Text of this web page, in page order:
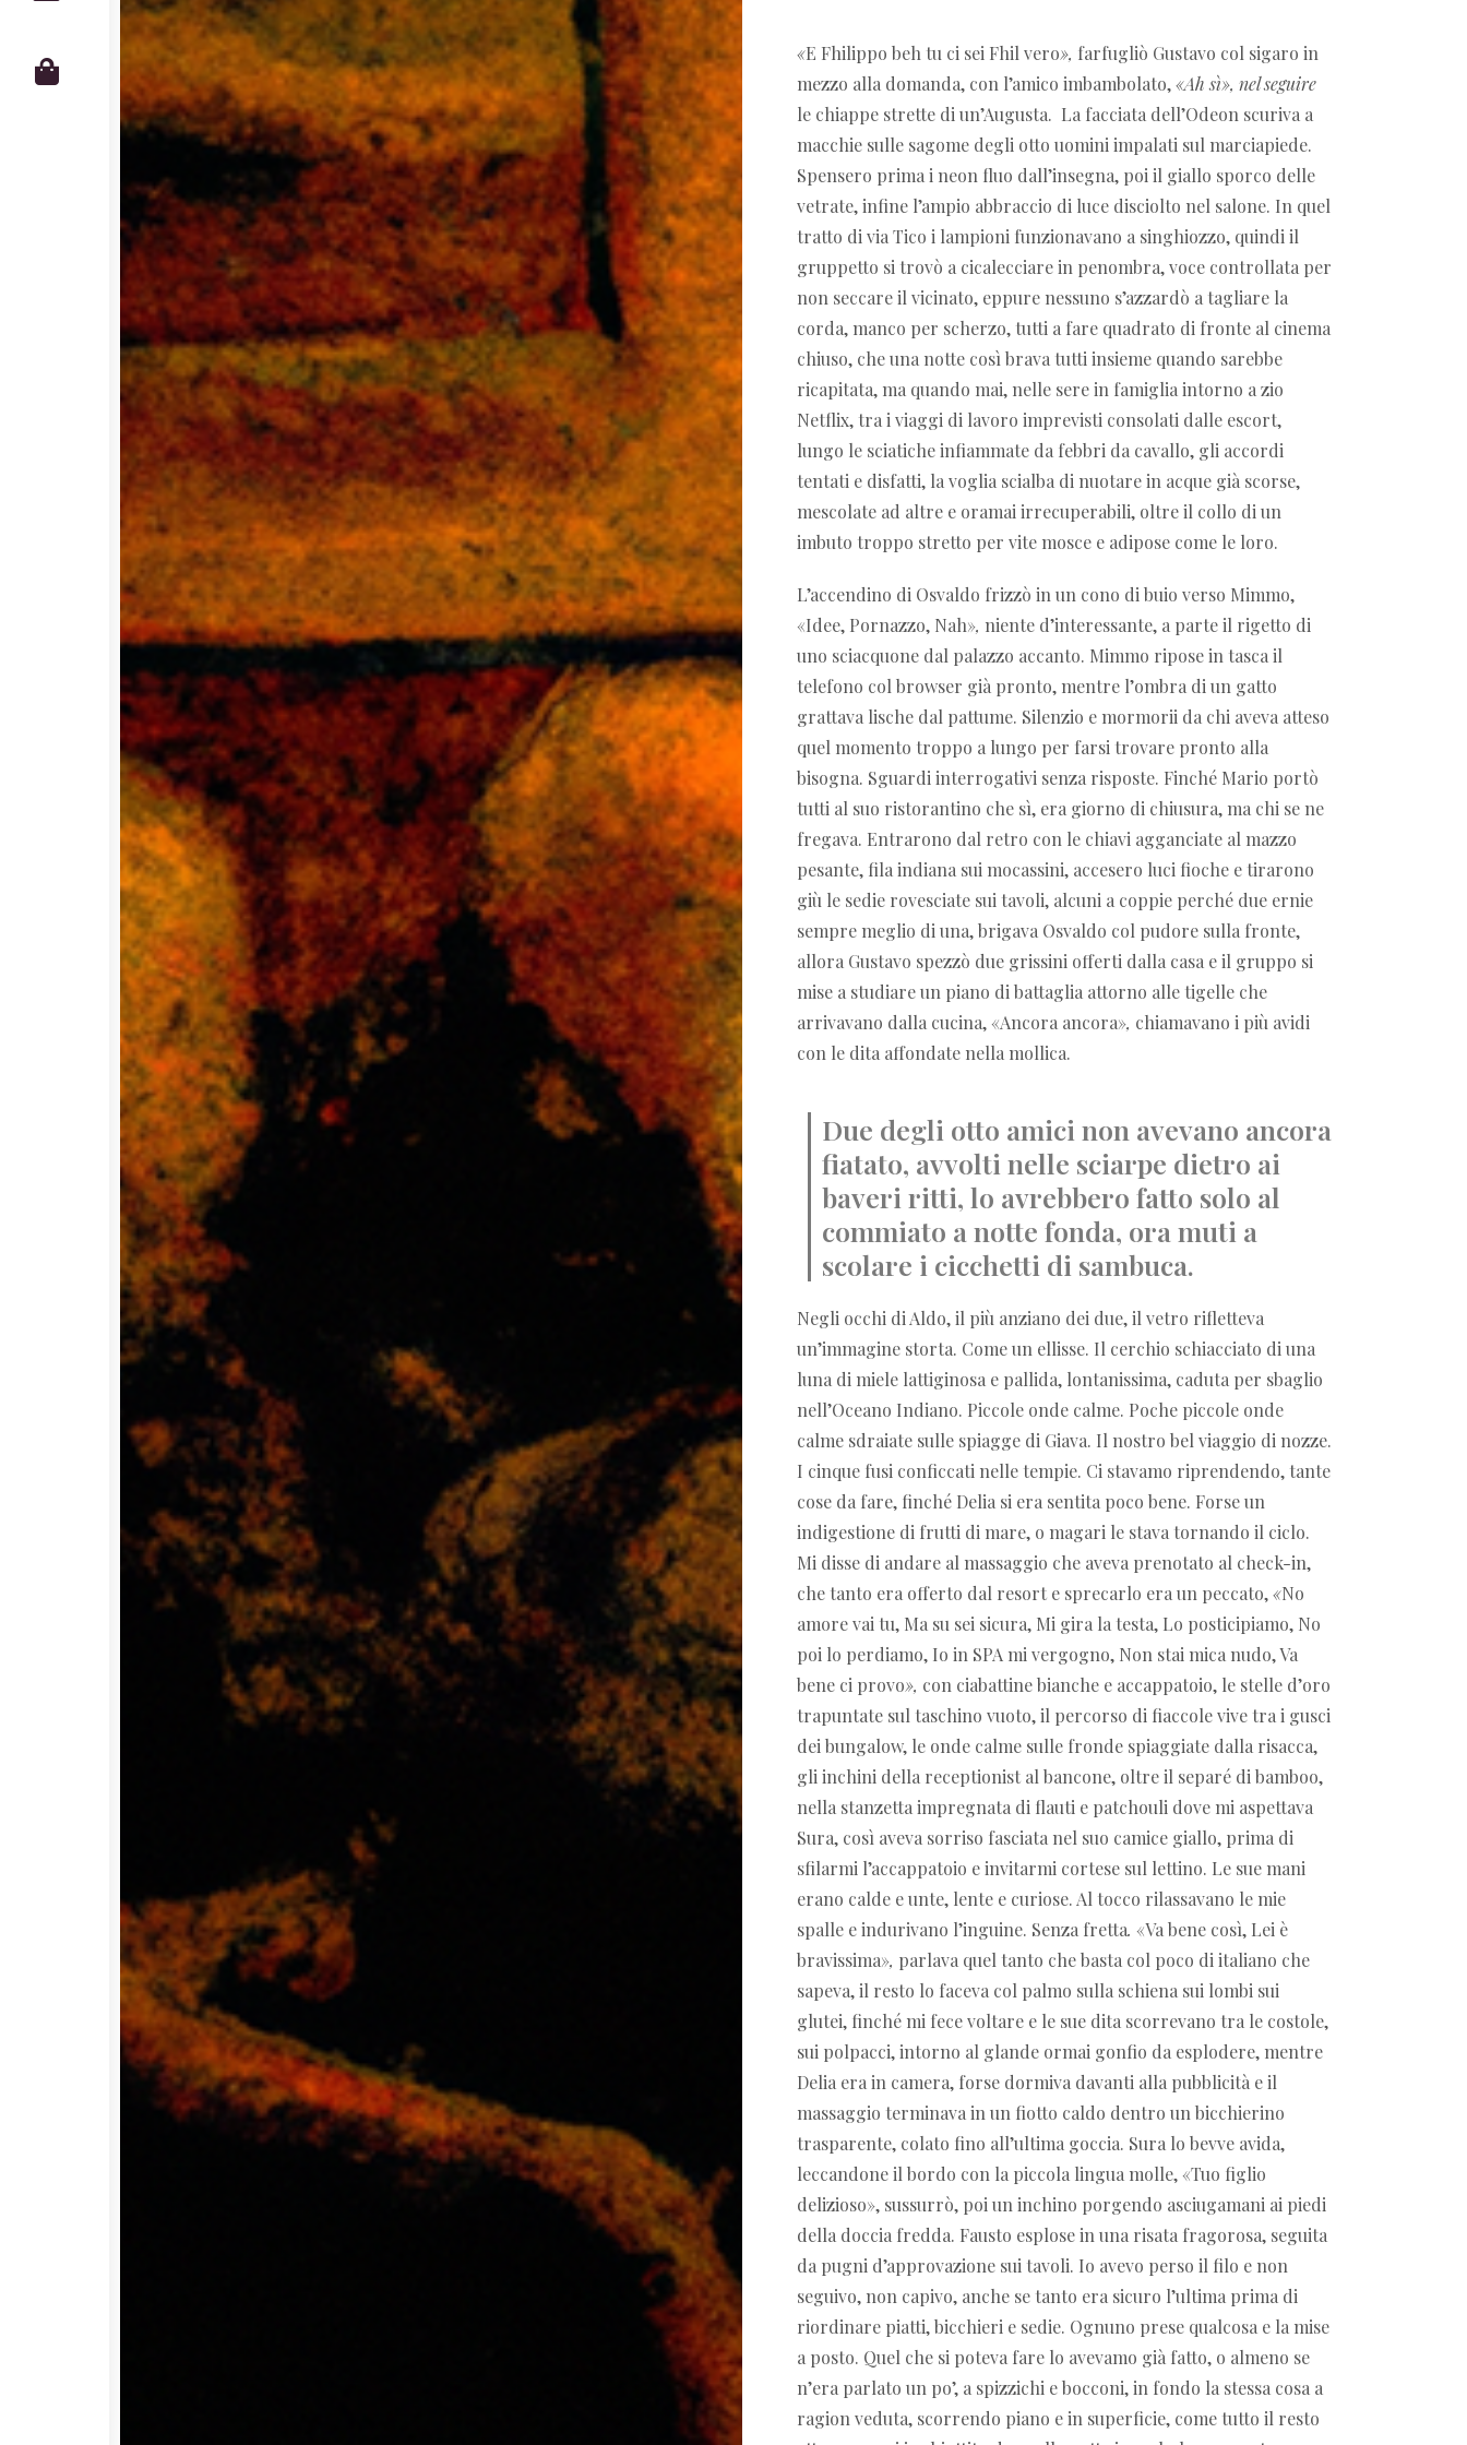
«E Fhilippo beh tu ci sei Fhil vero», farfugliò Gustavo col sigaro in
mezzo alla domanda, con l’amico imbambolato,«Ah sì», nel seguire
le chiappe strette di un’Augusta. La facciata dell’Odeon scuriva a
macchie sulle sagome degli otto uomini impalati sul marciapiede.
Spensero prima i neon fluo dall’insegna, poi il giallo sporco delle
vetrate, infine l’ampio abbraccio di luce disciolto nel salone. In quel
tratto di via Tico i lampioni funzionavano a singhiozzo, quindi il
gruppetto si trovò a cicalecciare in penombra, voce controllata per
non seccare il vicinato, eppure nessuno s’azzardò a tagliare la
corda, manco per scherzo, tutti a fare quadrato di fronte al cinema
chiuso, che una notte così brava tutti insieme quando sarebbe
ricapitata, ma quando mai, nelle sere in famiglia intorno a zio
Netflix, tra i viaggi di lavoro imprevisti consolati dalle escort,
lungo le sciatiche infiammate da febbri da cavallo, gli accordi
tentati e disfatti, la voglia scialba di nuotare in acque già scorse,
mescolate ad altre e oramai irrecuperabili, oltre il collo di un
imbuto troppo stretto per vite mosce e adipose come le loro.
L’accendino di Osvaldo frizzò in un cono di buio verso Mimmo,
«Idee, Pornazzo, Nah», niente d’interessante, a parte il rigetto di
uno sciacquone dal palazzo accanto. Mimmo ripose in tasca il
telefono col browser già pronto, mentre l’ombra di un gatto
grattava lische dal pattume. Silenzio e mormorii da chi aveva atteso
quel momento troppo a lungo per farsi trovare pronto alla
bisogna. Sguardi interrogativi senza risposte. Finché Mario portò
tutti al suo ristorantino che sì, era giorno di chiusura, ma chi se ne
fregava. Entrarono dal retro con le chiavi agganciate al mazzo
pesante, fila indiana sui mocassini, accesero luci fioche e tirarono
giù le sedie rovesciate sui tavoli, alcuni a coppie perché due ernie
sempre meglio di una, brigava Osvaldo col pudore sulla fronte,
allora Gustavo spezzò due grissini offerti dalla casa e il gruppo si
mise a studiare un piano di battaglia attorno alle tigelle che
arrivavano dalla cucina,«Ancora ancora», chiamavano i più avidi
con le dita affondate nella mollica.
Due degli otto amici non avevano ancora
fiatato, avvolti nelle sciarpe dietro ai
baveri ritti, lo avrebbero fatto solo al
commiato a notte fonda, ora muti a
scolare i cicchetti di sambuca.
Negli occhi di Aldo, il più anziano dei due, il vetro rifletteva
un’immagine storta. Come un ellisse. Il cerchio schiacciato di una
luna di miele lattiginosa e pallida, lontanissima, caduta per sbaglio
nell’Oceano Indiano. Piccole onde calme. Poche piccole onde
calme sdraiate sulle spiagge di Giava. Il nostro bel viaggio di nozze.
I cinque fusi conficcati nelle tempie. Ci stavamo riprendendo, tante
cose da fare, finché Delia si era sentita poco bene. Forse un
indigestione di frutti di mare, o magari le stava tornando il ciclo.
Mi disse di andare al massaggio che aveva prenotato al check-in,
che tanto era offerto dal resort e sprecarlo era un peccato,«No
amore vai tu, Ma su sei sicura, Mi gira la testa, Lo posticipiamo, No
poi lo perdiamo, Io in SPA mi vergogno, Non stai mica nudo, Va
bene ci provo», con ciabattine bianche e accappatoio, le stelle d’oro
trapuntate sul taschino vuoto, il percorso di fiaccole vive tra i gusci
dei bungalow, le onde calme sulle fronde spiaggiate dalla risacca,
gli inchini della receptionist al bancone, oltre il separé di bamboo,
nella stanzetta impregnata di flauti e patchouli dove mi aspettava
Sura, così aveva sorriso fasciata nel suo camice giallo, prima di
sfilarmi l’accappatoio e invitarmi cortese sul lettino. Le sue mani
erano calde e unte, lente e curiose. Al tocco rilassavano le mie
spalle e indurivano l’inguine. Senza fretta. «Va bene così, Lei è
bravissima», parlava quel tanto che basta col poco di italiano che
sapeva, il resto lo faceva col palmo sulla schiena sui lombi sui
glutei, finché mi fece voltare e le sue dita scorrevano tra le costole,
sui polpacci, intorno al glande ormai gonfio da esplodere, mentre
Delia era in camera, forse dormiva davanti alla pubblicità e il
massaggio terminava in un fiotto caldo dentro un bicchierino
trasparente, colato fino all’ultima goccia. Sura lo bevve avida,
leccandone il bordo con la piccola lingua molle,«Tuo figlio
delizioso», sussurrò, poi un inchino porgendo asciugamani ai piedi
della doccia fredda. Fausto esplose in una risata fragorosa, seguita
da pugni d’approvazione sui tavoli. Io avevo perso il filo e non
seguivo, non capivo, anche se tanto era sicuro l’ultima prima di
riordinare piatti, bicchieri e sedie. Ognuno prese qualcosa e la mise
a posto. Quel che si poteva fare lo avevamo già fatto, o almeno se
n’era parlato un po’, a spizzichi e bocconi, in fondo la stessa cosa a
ragion veduta, scorrendo piano e in superficie, come tutto il resto